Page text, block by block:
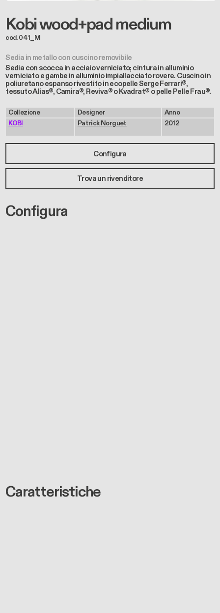
Kobi wood+pad medium
cod. 041_M
Sedia in metallo con cuscino removibile
Sedia con scocca in acciaio verniciato; cintura in alluminio
verniciato e gambe in alluminio impiallacciato rovere. Cuscino in
poliuretano espanso rivestito in ecopelle Serge Ferrari®,
tessuto Alias®, Camira®, Reviva® o Kvadrat® o pelle Pelle Frau®.
Collezione
KOBI
Designer
Patrick Norguet
Anno
2012
Configura
Trova un rivenditore
Configura
Caratteristiche